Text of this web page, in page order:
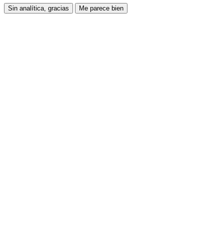
Sin analítica, gracias Me parece bien